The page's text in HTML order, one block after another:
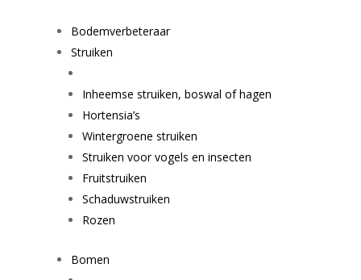
Bodemverbeteraar
Struiken
Inheemse struiken, boswal of hagen
Hortensia’s
Wintergroene struiken
Struiken voor vogels en insecten
Fruitstruiken
Schaduwstruiken
Rozen
Bomen